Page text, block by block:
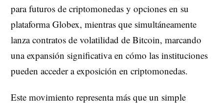
para futuros de criptomonedas y opciones en su
plataforma Globex, mientras que simultáneamente
lanza contratos de volatilidad de Bitcoin, marcando
una expansión significativa en cómo las instituciones
pueden acceder a exposición en criptomonedas.
Este movimiento representa más que un simple